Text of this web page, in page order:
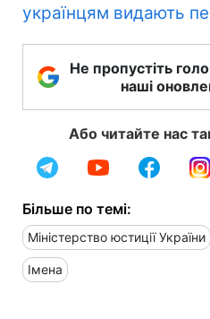
українцям видають
Не пропустіть
наші
Або читайте нас
Більше по темі:
Міністерство юстиції України
Імена